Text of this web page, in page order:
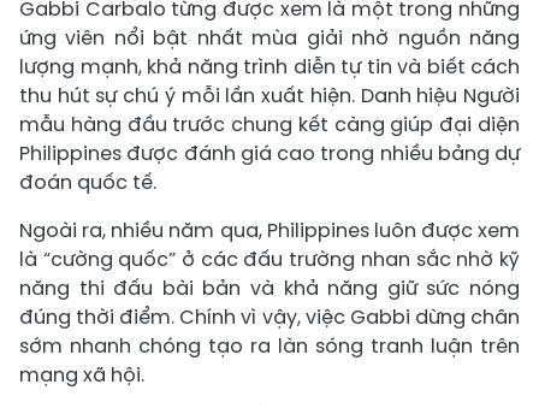
Gabbi Carbalo từng được xem là một trong những
ứng viên nổi bật nhất mùa giải nhờ nguồn năng
lượng mạnh, khả năng trình diễn tự tin và biết cách
thu hút sự chú ý mỗi lần xuất hiện. Danh hiệu Người
mẫu hàng đầu trước chung kết càng giúp đại diện
Philippines được đánh giá cao trong nhiều bảng dự
đoán quốc tế.
Ngoài ra, nhiều năm qua, Philippines luôn được xem
là “cường quốc” ở các đấu trường nhan sắc nhờ kỹ
năng thi đấu bài bản và khả năng giữ sức nóng
đúng thời điểm. Chính vì vậy, việc Gabbi dừng chân
sớm nhanh chóng tạo ra làn sóng tranh luận trên
mạng xã hội.